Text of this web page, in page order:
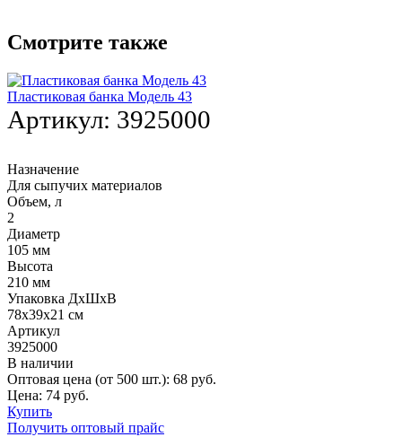
Смотрите также
Пластиковая банка Модель 43
Артикул: 3925000
Назначение
Для сыпучих материалов
Объем, л
2
Диаметр
105 мм
Высота
210 мм
Упаковка ДхШхВ
78х39х21 см
Артикул
3925000
В наличии
Оптовая цена (от 500 шт.): 68 руб.
Цена: 74 руб.
Купить
Получить оптовый прайс